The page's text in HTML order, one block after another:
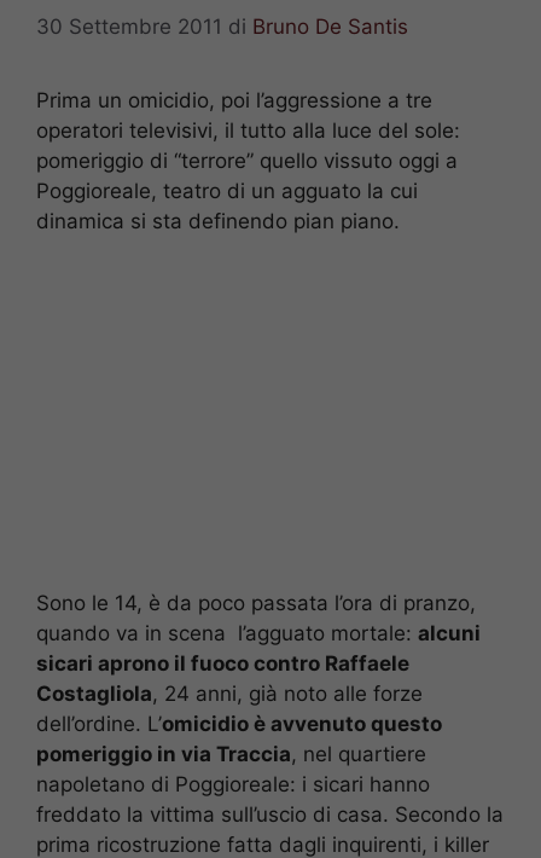
30 Settembre 2011 di Bruno De Santis
Prima un omicidio, poi l’aggressione a tre
operatori televisivi, il tutto alla luce del sole:
pomeriggio di “terrore” quello vissuto oggi a
Poggioreale, teatro di un agguato la cui
dinamica si sta definendo pian piano.
Sono le 14, è da poco passata l’ora di pranzo,
quando va in scena l’agguato mortale: alcuni
sicari aprono il fuoco contro Raffaele
Costagliola, 24 anni, già noto alle forze
dell’ordine. L’omicidio è avvenuto questo
pomeriggio in via Traccia, nel quartiere
napoletano di Poggioreale: i sicari hanno
freddato la vittima sull’uscio di casa. Secondo la
prima ricostruzione fatta dagli inquirenti, i killer